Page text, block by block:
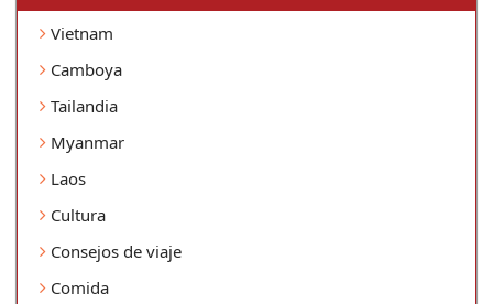
Vietnam
Camboya
Tailandia
Myanmar
Laos
Cultura
Consejos de viaje
Comida